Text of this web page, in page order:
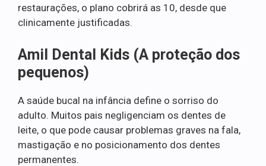
restaurações, o plano cobrirá as 10, desde que
clinicamente justificadas.
Amil Dental Kids (A proteção dos
pequenos)
A saúde bucal na infância define o sorriso do
adulto. Muitos pais negligenciam os dentes de
leite, o que pode causar problemas graves na fala,
mastigação e no posicionamento dos dentes
permanentes.